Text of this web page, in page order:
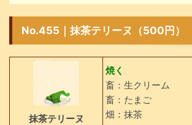
No.455｜抹茶テリーヌ（500円）
抹茶テリーヌ
焼く
畜：生クリーム
畜：たまご
畑：抹茶